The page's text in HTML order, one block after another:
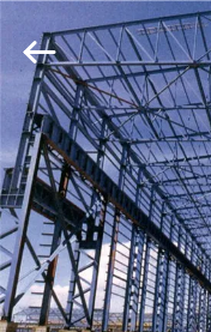
ACCUEIL
PRODUITS
VIDÉOS
Qingdao
Fabrication
Ltd..
Rights
Reserved.